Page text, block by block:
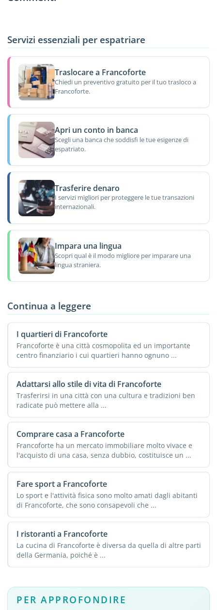
Servizi essenziali per espatriare
Traslocare a Francoforte
Chiedi un preventivo gratuito per il tuo trasloco a
Francoforte.
Apri un conto in banca
Scegli una banca che soddisfi le tue esigenze di
espatriato.
Trasferire denaro
I servizi migliori per proteggere le tue transazioni
internazionali.
Impara una lingua
Scopri qual è il modo migliore per imparare una
lingua straniera.
Continua a leggere
I quartieri di Francoforte
Francoforte è una città cosmopolita ed un importante
centro finanziario i cui quartieri hanno ognuno ...
Adattarsi allo stile di vita di Francoforte
Trasferirsi in una città con una cultura e tradizioni ben
radicate può mettere alla ...
Comprare casa a Francoforte
Francoforte ha un mercato immobiliare molto vivace e
l'acquisto di una casa, senza dubbio, costituisce un ...
Fare sport a Francoforte
Lo sport e l'attività fisica sono molto amati dagli abitanti
di Francoforte, che sono consapevoli che ...
I ristoranti a Francoforte
La cucina di Francoforte è diversa da quella di altre parti
della Germania, poiché è ...
PER APPROFONDIRE